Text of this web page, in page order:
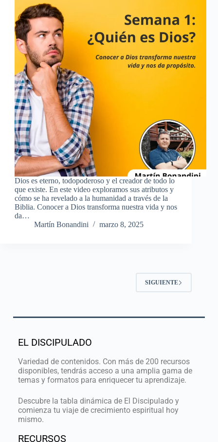
Dios es eterno, todopoderoso y el creador de todo lo
que existe. En este video exploramos sus atributos y
cómo se ha revelado a la humanidad a través de la
Biblia. Conocer a Dios transforma nuestra vida y nos
da…
Martín Bonandini
marzo 8, 2025
SIGUIENTE
EL DISCIPULADO
Variedad de contenidos. Con más de 200 recursos
disponibles, tendrás acceso a una amplia gama de
temas y formatos para enriquecer tu aprendizaje.
Descubre la tabla dinámica de El Discipulado y
comienza tu viaje de crecimiento espiritual hoy
mismo.
RECURSOS